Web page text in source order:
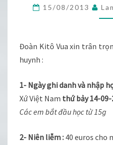
15/08/2013
Đoàn Kitô Vua xin trân
huynh :
1- Ngày ghi danh và nhập
Xứ Việt Nam thứ bảy 14-
Các em bắt đầu học từ 15g
2- Niên liễm : 40 euros cho